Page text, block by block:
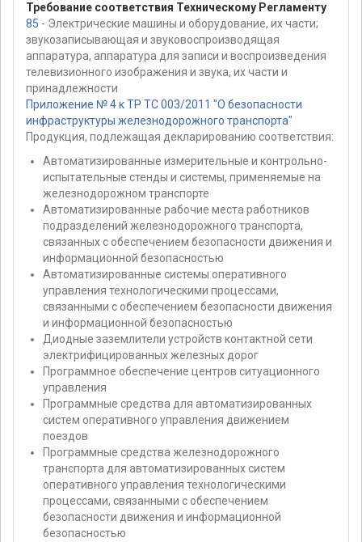
Требование соответствия Техническому Регламенту
85 - Электрические машины и оборудование, их части;
звукозаписывающая и звуковоспроизводящая
аппаратура, аппаратура для записи и воспроизведения
телевизионного изображения и звука, их части и
принадлежности
Приложение № 4 к ТР ТС 003/2011 "О безопасности
инфраструктуры железнодорожного транспорта"
Продукция, подлежащая декларированию соответствия:
Автоматизированные измерительные и контрольно-
испытательные стенды и системы, применяемые на
железнодорожном транспорте
Автоматизированные рабочие места работников
подразделений железнодорожного транспорта,
связанных с обеспечением безопасности движения и
информационной безопасностью
Автоматизированные системы оперативного
управления технологическими процессами,
связанными с обеспечением безопасности движения
и информационной безопасностью
Диодные заземлители устройств контактной сети
электрифицированных железных дорог
Программное обеспечение центров ситуационного
управления
Программные средства для автоматизированных
систем оперативного управления движением
поездов
Программные средства железнодорожного
транспорта для автоматизированных систем
оперативного управления технологическими
процессами, связанными с обеспечением
безопасности движения и информационной
безопасностью